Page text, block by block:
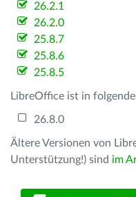
26.2.1
26.2.0
25.8.7
25.8.6
25.8.5
LibreOffice ist in
26.8.0
Ältere Versionen von
Unterstützung!) sind im